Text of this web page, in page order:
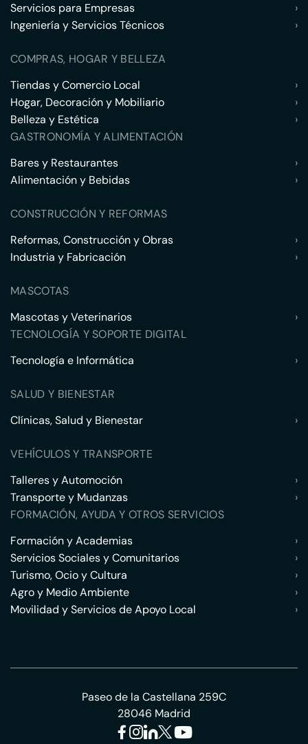
Servicios para Empresas
›
Ingeniería y Servicios Técnicos
›
COMPRAS, HOGAR Y BELLEZA
Tiendas y Comercio Local
›
Hogar, Decoración y Mobiliario
›
Belleza y Estética
›
GASTRONOMÍA Y ALIMENTACIÓN
Bares y Restaurantes
›
Alimentación y Bebidas
›
CONSTRUCCIÓN Y REFORMAS
Reformas, Construcción y Obras
›
Industria y Fabricación
›
MASCOTAS
Mascotas y Veterinarios
›
TECNOLOGÍA Y SOPORTE DIGITAL
Tecnología e Informática
›
SALUD Y BIENESTAR
Clínicas, Salud y Bienestar
›
VEHÍCULOS Y TRANSPORTE
Talleres y Automoción
›
Transporte y Mudanzas
›
FORMACIÓN, AYUDA Y OTROS SERVICIOS
Formación y Academias
›
Servicios Sociales y Comunitarios
›
Turismo, Ocio y Cultura
›
Agro y Medio Ambiente
›
Movilidad y Servicios de Apoyo Local
›
Paseo de la Castellana 259C
28046 Madrid